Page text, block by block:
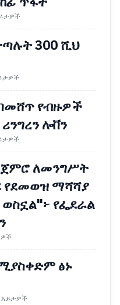
300 ሺህ
የብዙዎች
ሎቨን
ጀምሮ ለመንግሥት
ማሻሻያ
የፌደራል
ፅኑ
እይታዎች